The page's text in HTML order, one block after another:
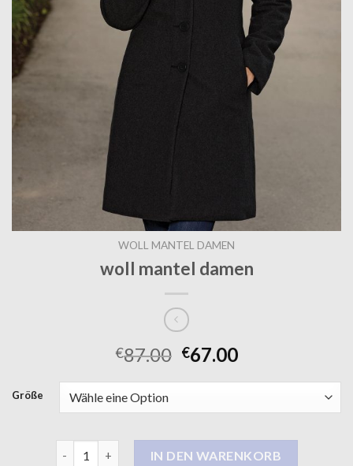
WOLL MANTEL DAMEN
woll mantel damen
€87.00 €67.00
Größe
IN DEN WARENKORB